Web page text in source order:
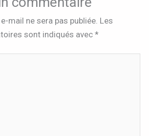
mail ne sera pas publiée. Les
sont indiqués avec*